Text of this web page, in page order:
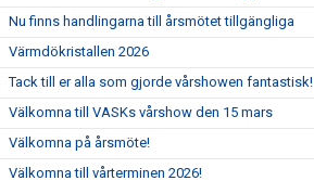
Nu finns handlingarna till årsmötet tillgängliga
Värmdökristallen 2026
Tack till er alla som gjorde vårshowen fantastisk!
Välkomna till VASKs vårshow den 15 mars
Välkomna på årsmöte!
Välkomna till vårterminen 2026!